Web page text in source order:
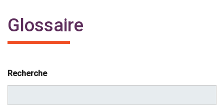
Glossaire
Recherche